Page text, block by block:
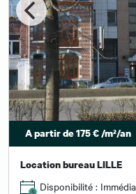
A partir de 175 € /m²/an
Location bureau LILLE
Disponibilité :